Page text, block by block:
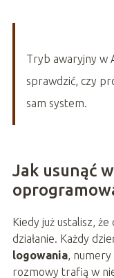
Tryb awaryjny w
sprawdzić, czy
sam system.
Jak usunąć
Kiedy już ustalisz,
działanie. Każdy
logowania, numery
rozmowy trafią w